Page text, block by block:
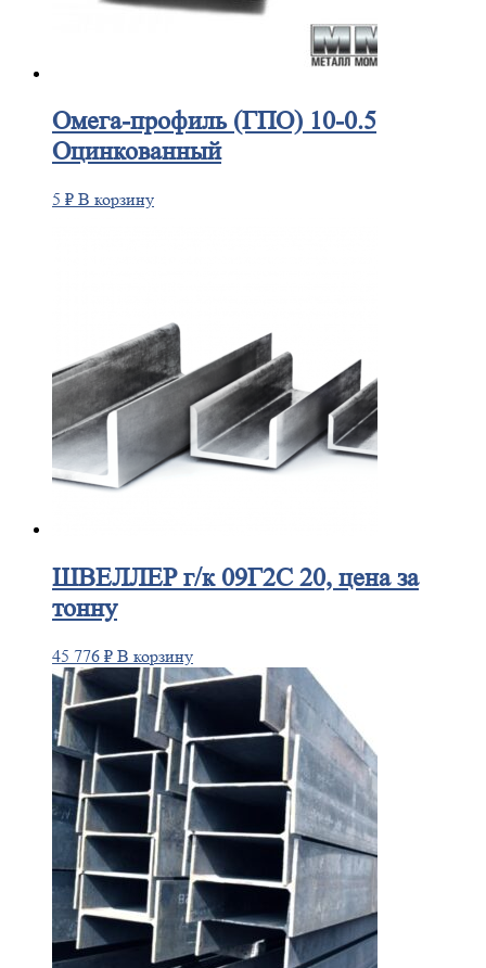
Омега-профиль(ГПО) 10-0.5
Оцинкованный
5 ₽ В корзину
ШВЕЛЛЕРг/к 09Г2С 20, цена за
тонну
45 776 ₽ В корзину